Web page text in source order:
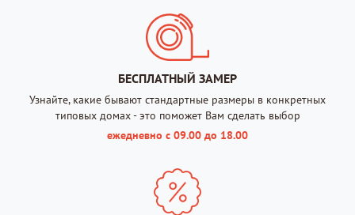
БЕСПЛАТНЫЙ ЗАМЕР
Узнайте, какие бывают стандартные размеры в конкретных
типовых домах - это поможет Вам сделать выбор
ежедневно с 09.00 до 18.00